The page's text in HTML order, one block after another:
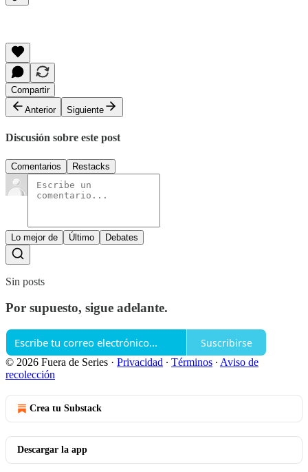
Compartir
Anterior
Siguiente
Discusión sobre este post
Comentarios Restacks
Lo mejor de Último Debates
Sin posts
Por supuesto, sigue adelante.
Suscribirse
© 2026 Fuera de Series · Privacidad ∙ Términos ∙ Aviso de
recolección
Crea tu Substack
Descargar la app